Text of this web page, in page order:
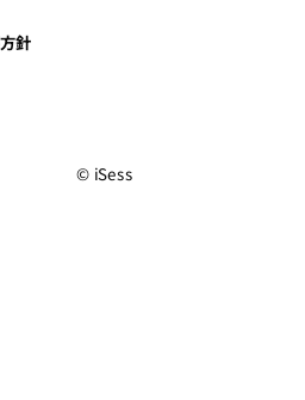
針
© iSess